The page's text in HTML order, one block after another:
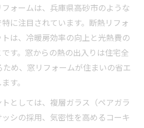
ォームは、兵庫県高砂市のような
に注目されています。断熱リフォ
は、冷暖房効率の向上と光熱費の
す。窓からの熱の出入りは住宅全
め、窓リフォームが住まいの省エ
す。
としては、複層ガラス（ペアガラ
シの採用、気密性を高めるコーキ